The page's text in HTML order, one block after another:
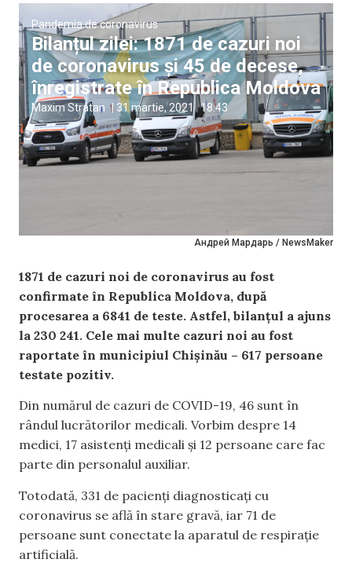
Андрей Мардарь / NewsMaker
Pandemia de coronavirus
Bilanțul zilei: 1871 de cazuri noi
de coronavirus și 45 de decese,
înregistrate în Republica Moldova
Maxim Stratan | 31 martie, 2021 18:43
1871 de cazuri noi de coronavirus au fost
confirmate în Republica Moldova, după
procesarea a 6841 de teste. Astfel, bilanțul a ajuns
la 230 241. Cele mai multe cazuri noi au fost
raportate în municipiul Chișinău – 617 persoane
testate pozitiv.
Din numărul de cazuri de COVID-19, 46 sunt în
rândul lucrătorilor medicali. Vorbim despre 14
medici, 17 asistenți medicali și 12 persoane care fac
parte din personalul auxiliar.
Totodată, 331 de pacienți diagnosticați cu
coronavirus se află în stare gravă, iar 71 de
persoane sunt conectate la aparatul de respirație
artificială.